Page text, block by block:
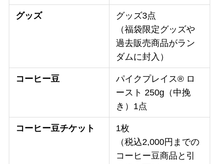
グッズ
グッズ3点
（福袋限定グッズや
過去販売商品がラン
ダムに封入）
コーヒー豆
パイクプレイス® ロ
ースト 250g（中挽
き）1点
コーヒー豆チケット
1枚
（税込2,000円までの
コーヒー豆商品と引